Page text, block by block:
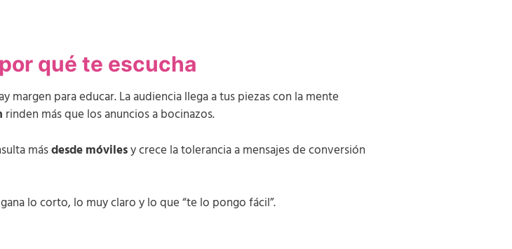
qué te escucha
margen para educar. La audiencia llega a tus piezas con la mente
rinden más que los anuncios a bocinazos.
másdesde móvilesy crece la tolerancia a mensajes de conversión
lo corto, lo muy claro y lo que “te lo pongo fácil”.